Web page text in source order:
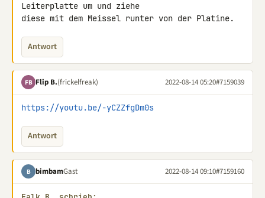
Leiterplatte um und ziehe
diese mit dem Meissel runter von der Platine.
Antwort
FB Flip B.(frickelfreak) 2022-08-14 05:20#7159039
https://youtu.be/-yCZZfgDm0s
Antwort
B bimbamGast 2022-08-14 09:10#7159160